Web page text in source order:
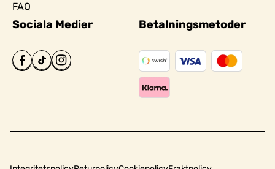
FAQ
Sociala Medier Betalningsmetoder